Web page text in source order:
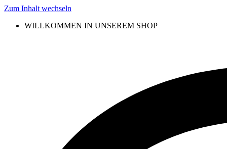
Zum Inhalt wechseln
WILLKOMMEN IN UNSEREM SHOP